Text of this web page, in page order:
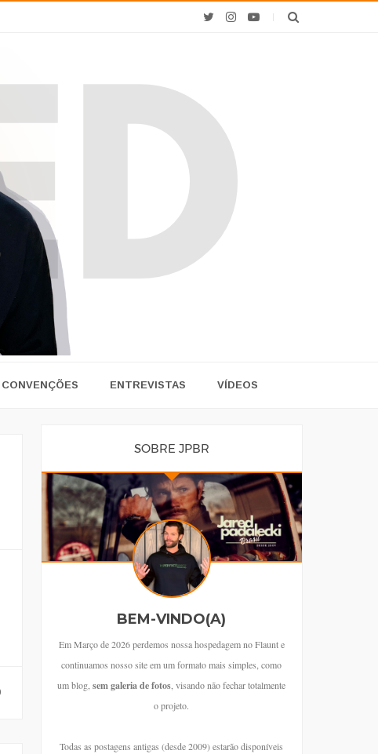
CONVENÇÕES ENTREVISTAS VÍDEOS
SOBRE JPBR
BEM-VINDO(A)
Em Março de 2026 perdemos nossa hospedagem no Flaunt e
continuamos nosso site em um formato mais simples, como
um blog,sem galeria de fotos, visando não fechar totalmente
o projeto.
Todas as postagens antigas (desde 2009) estarão disponíveis